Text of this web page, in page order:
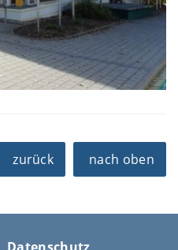
zurück nach oben
Datenschutz